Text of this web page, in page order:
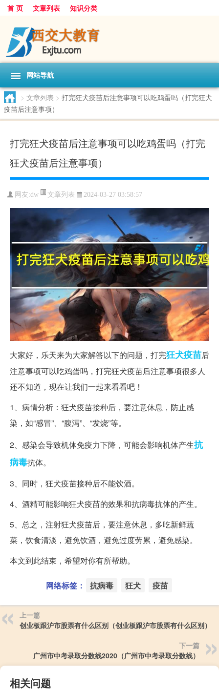
首 页 文章列表 知识分类
网站导航
> 文章列表 > 打完狂犬疫苗后注意事项可以吃鸡蛋吗（打完狂犬
疫苗后注意事项）
打完狂犬疫苗后注意事项可以吃鸡蛋吗（打完
狂犬疫苗后注意事项）
网友:dw 文章列表 2024-03-27 03:58:57
大家好，乐天来为大家解答以下的问题，打完狂犬疫苗后
注意事项可以吃鸡蛋吗，打完狂犬疫苗后注意事项很多人
还不知道，现在让我们一起来看看吧！
1、病情分析：狂犬疫苗接种后，要注意休息，防止感
染，如“感冒”、“腹泻”、“发烧”等。
2、感染会导致机体免疫力下降，可能会影响机体产生抗
病毒抗体。
3、同时，狂犬疫苗接种后不能饮酒。
4、酒精可能影响狂犬疫苗的效果和抗病毒抗体的产生。
5、总之，注射狂犬疫苗后，要注意休息，多吃新鲜蔬
菜，饮食清淡，避免饮酒，避免过度劳累，避免感染。
本文到此结束，希望对你有所帮助。
网络标签： 抗病毒 狂犬 疫苗
上一篇
创业板跟沪市股票有什么区别（创业板跟沪市股票有什么区别）
下一篇
广州市中考录取分数线2020（广州市中考录取分数线）
相关问题